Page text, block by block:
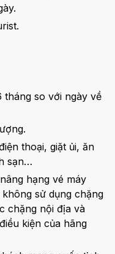
so với ngày về
thoại, giặt ủi, ăn
sạn…
hạng vé máy
sử dụng chặng
chặng nội địa và
kiện của hãng